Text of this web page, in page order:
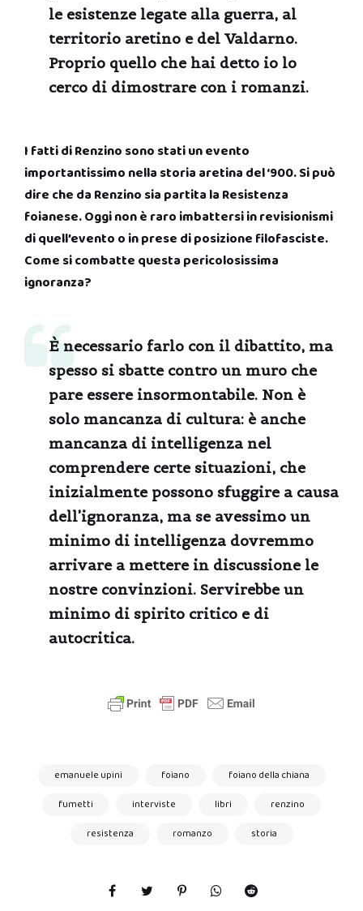
le esistenze legate alla guerra, al
territorio aretino e del Valdarno.
Proprio quello che hai detto io lo
cerco di dimostrare con i romanzi.
I fatti di Renzino sono stati un evento
importantissimo nella storia aretina del ‘900. Si può
dire che da Renzino sia partita la Resistenza
foianese. Oggi non è raro imbattersi in revisionismi
di quell’evento o in prese di posizione filofasciste.
Come si combatte questa pericolosissima
ignoranza?
È necessario farlo con il dibattito, ma
spesso si sbatte contro un muro che
pare essere insormontabile. Non è
solo mancanza di cultura: è anche
mancanza di intelligenza nel
comprendere certe situazioni, che
inizialmente possono sfuggire a causa
dell’ignoranza, ma se avessimo un
minimo di intelligenza dovremmo
arrivare a mettere in discussione le
nostre convinzioni. Servirebbe un
minimo di spirito critico e di
autocritica.
emanuele upini foiano
foiano della chiana
fumetti
interviste libri
renzino
resistenza
romanzo storia